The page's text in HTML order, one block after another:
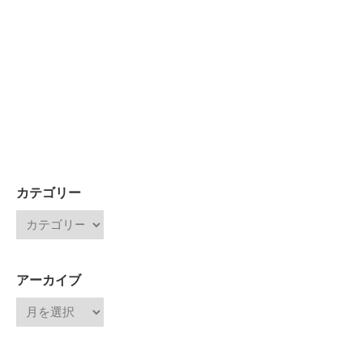
カテゴリー
アーカイブ